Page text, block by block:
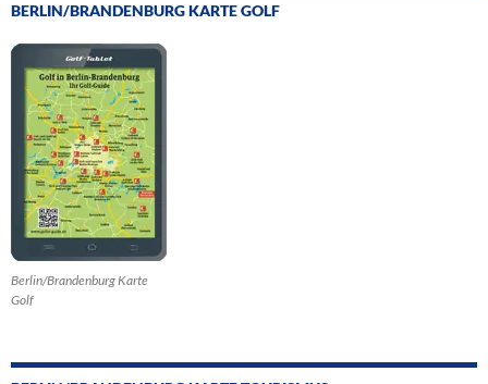
BERLIN/BRANDENBURG KARTE GOLF
Berlin/Brandenburg Karte
Golf